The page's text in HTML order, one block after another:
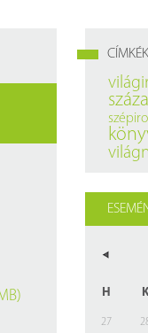
CÍMKÉK
H
27